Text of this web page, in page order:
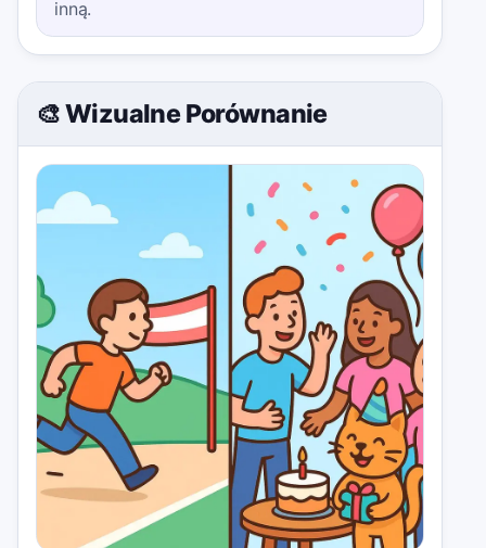
inną.
🎨 Wizualne Porównanie